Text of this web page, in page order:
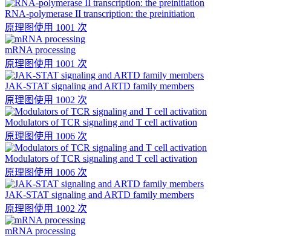
RNA-polymerase II transcription: the preinitiation
原理图使用 1001 次
mRNA processing
原理图使用 1001 次
JAK-STAT signaling and ARTD family members
原理图使用 1002 次
Modulators of TCR signaling and T cell activation
原理图使用 1006 次
Modulators of TCR signaling and T cell activation
原理图使用 1006 次
JAK-STAT signaling and ARTD family members
原理图使用 1002 次
mRNA processing